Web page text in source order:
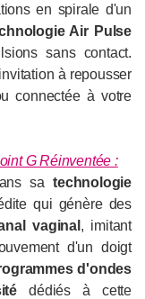
en spirale d'un
Air Pulse
sans contact.
à repousser
connectée à votre
G Réinventée :
satechnologie
qui génère des
vaginal , imitant
d'un doigt
d'ondes
dédiés à cette